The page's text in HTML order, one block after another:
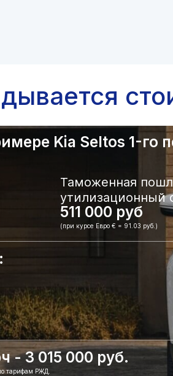
Kia Seltos 1-го
Таможенная
утилизационный
511 000 руб
(при курсе Евро € = 91.03 руб.)
- 3 015 000 руб.
тарифам РЖД.